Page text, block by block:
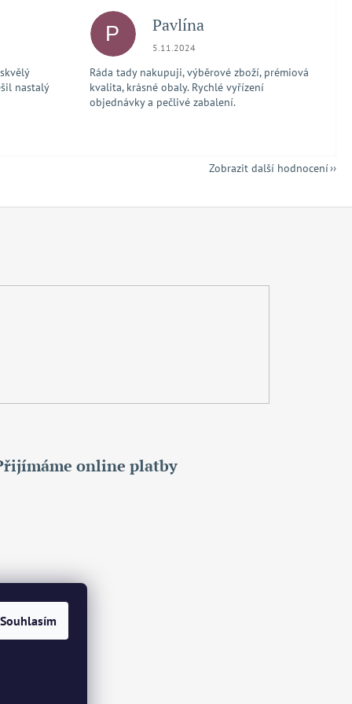
Souhlasím
5 z 5 hvězdiček.
nastalý
P Pavlína
Hodnocení obchodu je 5 z 5 hvězdiček.
5.11.2024
Ráda tady nakupuji, výběrové zboží, prémiová
kvalita, krásné obaly. Rychlé vyřízení
objednávky a pečlivé zabalení.
Zobrazit další hodnocení
online platby